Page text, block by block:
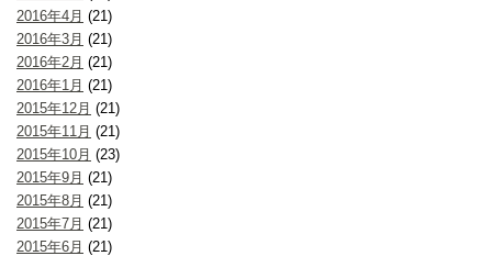
2016年4月 (21)
2016年3月 (21)
2016年2月 (21)
2016年1月 (21)
2015年12月 (21)
2015年11月 (21)
2015年10月 (23)
2015年9月 (21)
2015年8月 (21)
2015年7月 (21)
2015年6月 (21)